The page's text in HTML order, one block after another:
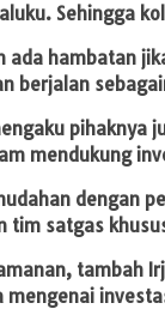
Sehingga
ada hambatan
berjalan
pihaknya
mendukung
dengan
tim satgas
tambah
mengenai